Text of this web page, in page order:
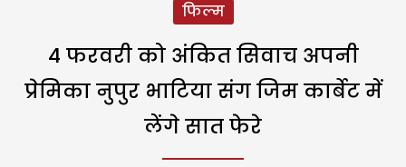
फिल्म
4 फरवरी को अंकित सिवाच अपनी
प्रेमिका नुपुर भाटिया संग जिम कार्बेट में
लेंगे सात फेरे